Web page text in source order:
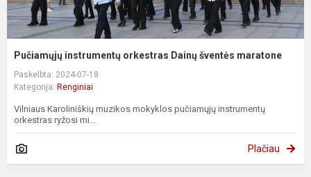
Pučiamųjų instrumentų orkestras Dainų šventės maratone
Paskelbta: 2024-07-18
Kategorija: Renginiai
Vilniaus Karoliniškių muzikos mokyklos pučiamųjų instrumentų
orkestras ryžosi mi...
Plačiau